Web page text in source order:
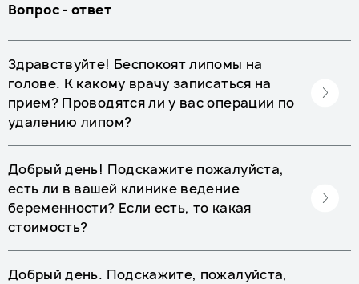
Вопрос - ответ
Здравствуйте! Беспокоят липомы на
голове. К какому врачу записаться на
прием? Проводятся ли у вас операции по
удалению липом?
Добрый день! Подскажите пожалуйста,
есть ли в вашей клинике ведение
беременности? Если есть, то какая
стоимость?
Добрый день. Подскажите, пожалуйста,